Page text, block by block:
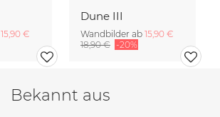
15,90 €
Dune III
Wandbilder ab 15,90 €
18,90 € -20%
Bekannt aus